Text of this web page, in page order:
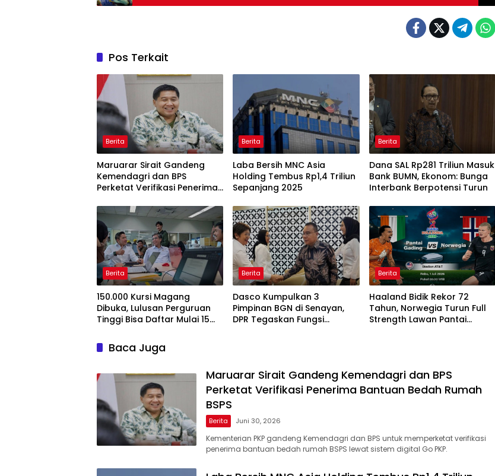
Pos Terkait
Berita
Maruarar Sirait Gandeng
Kemendagri dan BPS
Perketat Verifikasi Penerima
Berita
Laba Bersih MNC Asia
Holding Tembus Rp1,4 Triliun
Sepanjang 2025
Berita
Dana SAL Rp281 Triliun Masuk
Bank BUMN, Ekonom: Bunga
Interbank Berpotensi Turun
Berita
150.000 Kursi Magang
Dibuka, Lulusan Perguruan
Tinggi Bisa Daftar Mulai 15
Berita
Dasco Kumpulkan 3
Pimpinan BGN di Senayan,
DPR Tegaskan Fungsi
Berita
Haaland Bidik Rekor 72
Tahun, Norwegia Turun Full
Strength Lawan Pantai
Baca Juga
Maruarar Sirait Gandeng Kemendagri dan BPS
Perketat Verifikasi Penerima Bantuan Bedah Rumah
BSPS
Berita Juni 30, 2026
Kementerian PKP gandeng Kemendagri dan BPS untuk memperketat verifikasi
penerima bantuan bedah rumah BSPS lewat sistem digital Go PKP.